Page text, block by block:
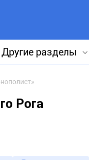
Другие разделы
Рога